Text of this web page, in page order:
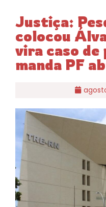
Justiça:
colocou
vira caso
manda PF